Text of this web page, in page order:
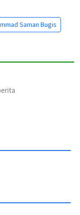
Saman Bugis